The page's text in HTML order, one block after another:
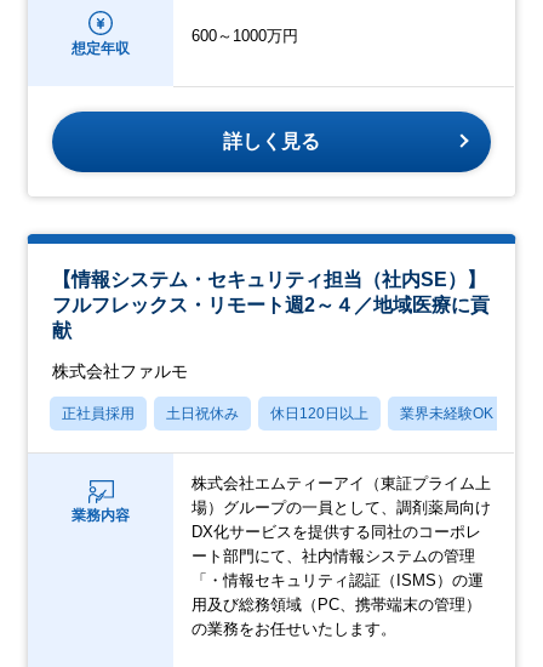
想定年収
600～1000万円
詳しく見る
【情報システム・セキュリティ担当（社内SE）】
フルフレックス・リモート週2～４／地域医療に貢
献
株式会社ファルモ
正社員採用 土日祝休み 休日120日以上 業界未経験OK
業務内容
株式会社エムティーアイ（東証プライム上
場）グループの一員として、調剤薬局向け
DX化サービスを提供する同社のコーポレ
ート部門にて、社内情報システムの管理
「・情報セキュリティ認証（ISMS）の運
用及び総務領域（PC、携帯端末の管理）
の業務をお任せいたします。